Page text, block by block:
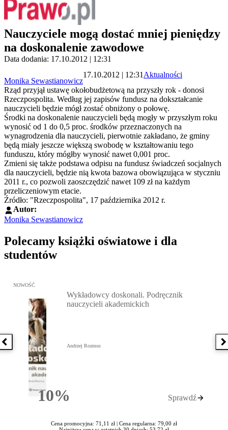
Nauczyciele mogą dostać mniej pieniędzy
na doskonalenie zawodowe
Data dodania: 17.10.2012 | 12:31
Monika Sewastianowicz
17.10.2012 | 12:31 Aktualności
Rząd przyjął ustawę okołobudżetową na przyszły rok - donosi
Rzeczpospolita. Według jej zapisów fundusz na dokształcanie
nauczycieli będzie mógł zostać obniżony o połowę.
Środki na doskonalenie nauczycieli będą mogły w przyszłym roku
wynosić od 1 do 0,5 proc. środków przeznaczonych na
wynagrodzenia dla nauczycieli, pierwotnie zakładano, że gminy
będą miały jeszcze większą swobodę w kształtowaniu tego
funduszu, który mógłby wynosić nawet 0,001 proc.
Zmieni się także podstawa odpisu na fundusz świadczeń socjalnych
dla nauczycieli, będzie nią kwota bazowa obowiązująca w styczniu
2011 r., co pozwoli zaoszczędzić nawet 109 zł na każdym
przeliczeniowym etacie.
Źródło: "Rzeczpospolita", 17 października 2012 r.
Autor:
Monika Sewastianowicz
Polecamy książki oświatowe i dla
studentów
Poprzednia książka
Przejdź do: Wykładowcy doskonali. Podręcznik nauczycieli
NOWOŚĆ
10%Rabatu
Wykładowcy doskonali. Podręcznik
nauczycieli akademickich
Andrzej Rozmus
Sprawdź
Cena promocyjna: 71,11 zł | Cena regularna: 79,00 zł